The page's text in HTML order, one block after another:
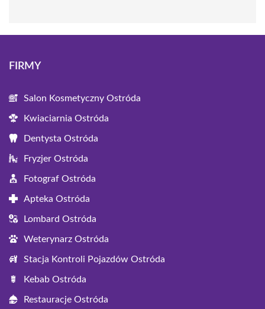
FIRMY
Salon Kosmetyczny Ostróda
Kwiaciarnia Ostróda
Dentysta Ostróda
Fryzjer Ostróda
Fotograf Ostróda
Apteka Ostróda
Lombard Ostróda
Weterynarz Ostróda
Stacja Kontroli Pojazdów Ostróda
Kebab Ostróda
Restauracje Ostróda